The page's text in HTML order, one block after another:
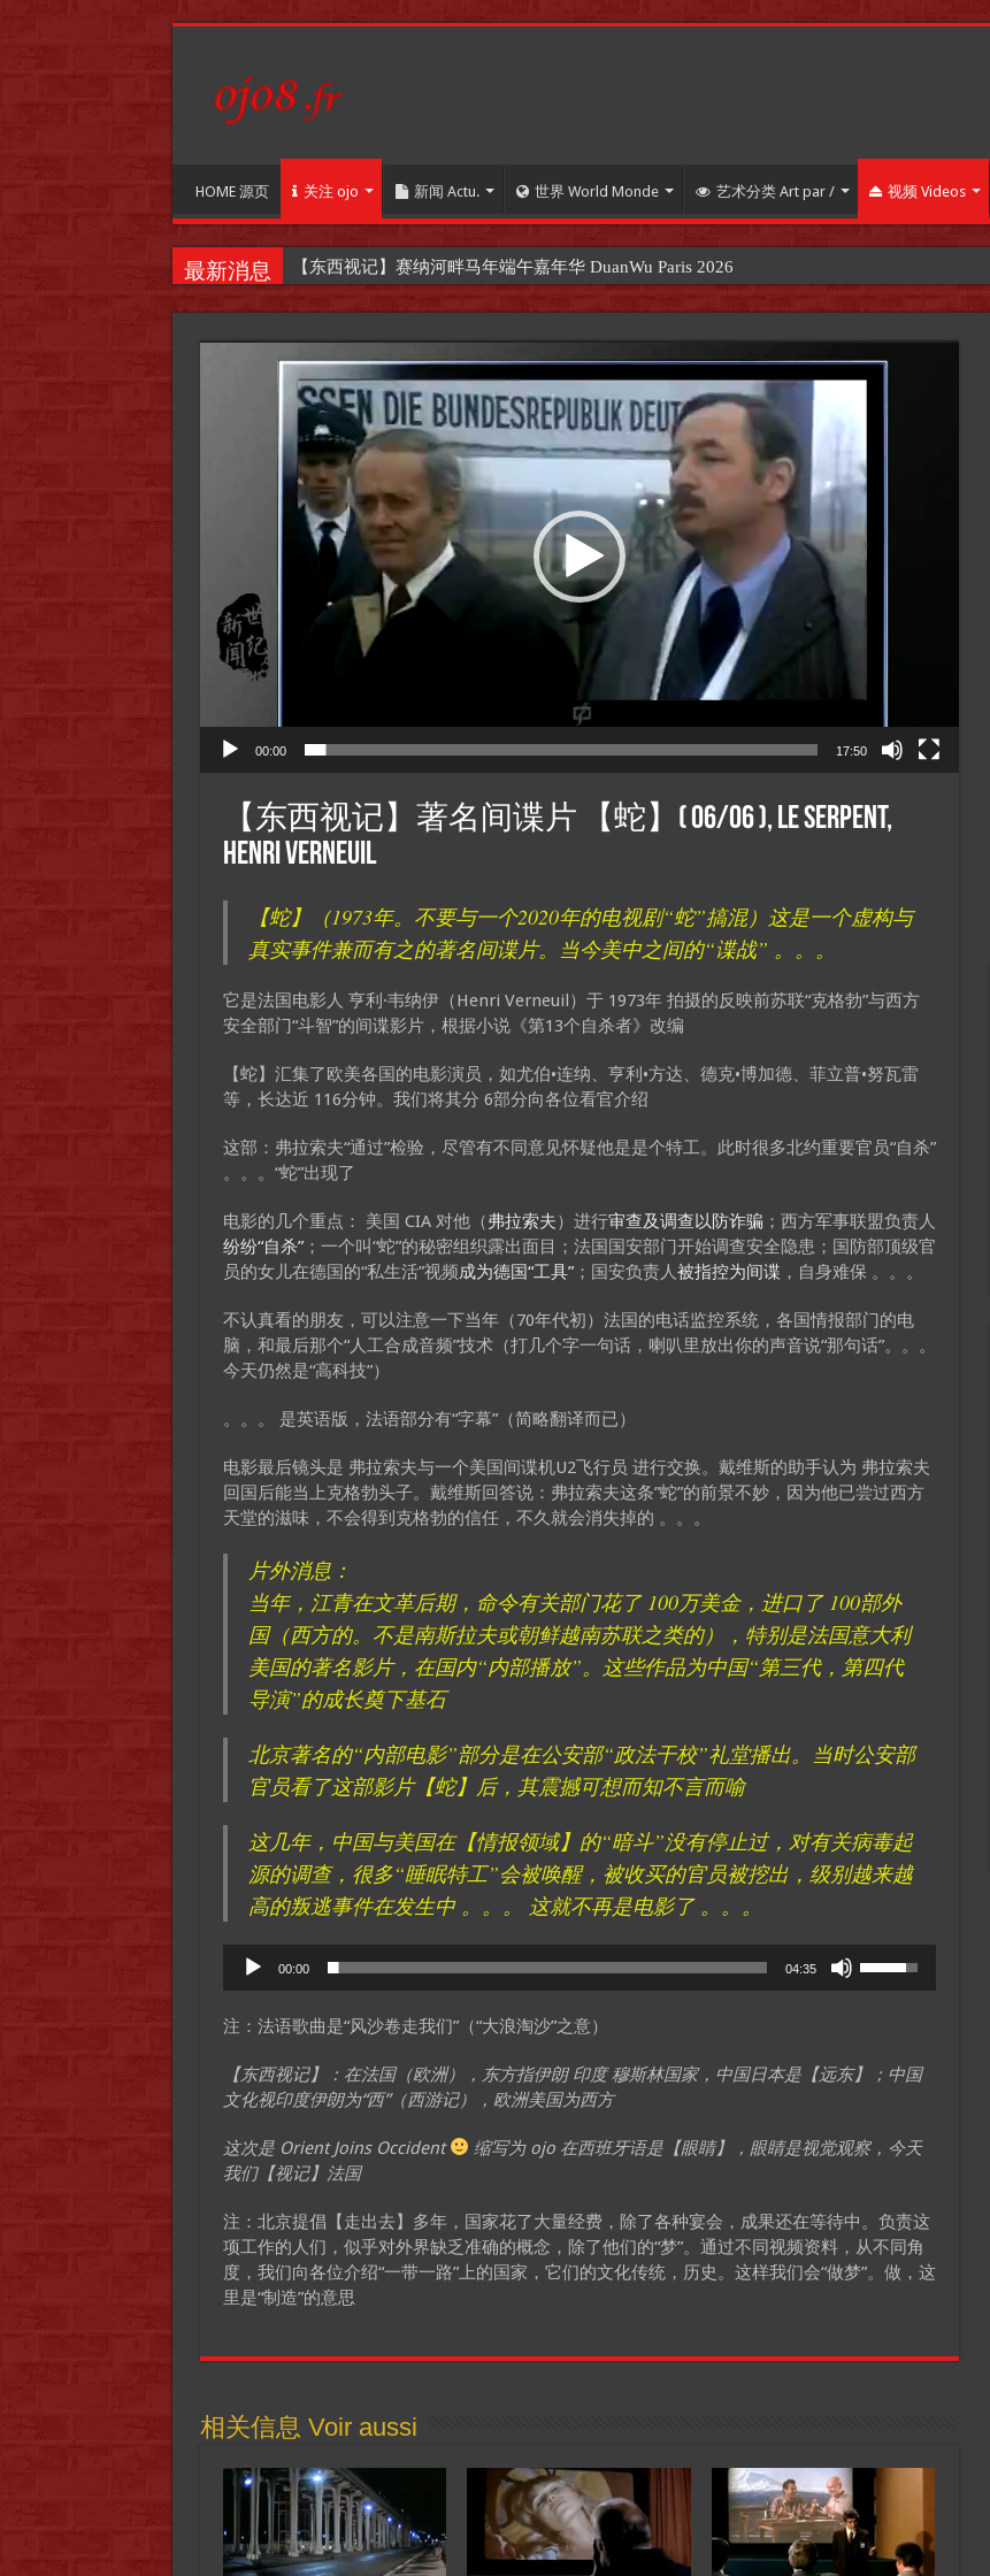
HOME 源页 关注 ojo 新闻 Actu. 世界 World Monde 艺术分类 Art par / 视频 Videos
最新消息 【东西视记】端午节赛纳河畔 “巴黎阳光艺术
Video
00:00 17:50
【东西视记】著名间谍片 【蛇】( 06/06 ), Le Serpent,
Henri Verneuil
【蛇】（1973年。不要与一个2020年的电视剧“蛇”搞混）这是一个虚构与
真实事件兼而有之的著名间谍片。当今美中之间的“谍战” 。。。
它是法国电影人 亨利·韦纳伊（Henri Verneuil）于 1973年 拍摄的反映前苏联“克格勃”与西方
安全部门“斗智”的间谍影片，根据小说《第13个自杀者》改编
【蛇】汇集了欧美各国的电影演员，如尤伯•连纳、亨利•方达、德克•博加德、菲立普•努瓦雷
等，长达近 116分钟。我们将其分 6部分向各位看官介绍
这部：弗拉索夫“通过”检验，尽管有不同意见怀疑他是是个特工。此时很多北约重要官员“自杀”
。。。“蛇”出现了
电影的几个重点： 美国 CIA 对他（弗拉索夫）进行审查及调查以防诈骗 ；西方军事联盟负责人
纷纷“自杀”；一个叫“蛇”的秘密组织露出面目；法国国安部门开始调查安全隐患；国防部顶级官
员的女儿在德国的“私生活”视频成为德国“工具”；国安负责人被指控为间谍 ，自身难保 。。。
不认真看的朋友，可以注意一下当年（70年代初）法国的电话监控系统，各国情报部门的电
脑，和最后那个“人工合成音频”技术（打几个字一句话，喇叭里放出你的声音说“那句话”。。。
今天仍然是“高科技”）
。。。 是英语版，法语部分有“字幕”（简略翻译而已）
电影最后镜头是 弗拉索夫与一个美国间谍机U2飞行员 进行交换。戴维斯的助手认为 弗拉索夫
回国后能当上克格勃头子。戴维斯回答说：弗拉索夫这条”蛇”的前景不妙，因为他已尝过西方
天堂的滋味，不会得到克格勃的信任，不久就会消失掉的 。。。
片外消息：
当年，江青在文革后期，命令有关部门花了 100万美金，进口了 100部外
国（西方的。不是南斯拉夫或朝鲜越南苏联之类的），特别是法国意大利
美国的著名影片，在国内“内部播放”。这些作品为中国“第三代，第四代
导演”的成长奠下基石
北京著名的“内部电影”部分是在公安部“政法干校”礼堂播出。当时公安部
官员看了这部影片【蛇】后，其震撼可想而知不言而喻
这几年，中国与美国在【情报领域】的“暗斗”没有停止过，对有关病毒起
源的调查，很多“睡眠特工”会被唤醒，被收买的官员被挖出，级别越来越
高的叛逃事件在发生中 。。。 这就不再是电影了 。。。
Audio
Player
00:00 04:35
increase
volume.
注：法语歌曲是“风沙卷走我们”（“大浪淘沙”之意）
【东西视记】：在法国（欧洲），东方指伊朗 印度 穆斯林国家，中国日本是【远东】；中国
文化视印度伊朗为“西”（西游记），欧洲美国为西方
这次是 Orient Joins Occident
缩写为 ojo 在西班牙语是【眼睛】，眼睛是视觉观察，今天
我们【视记】法国
注：北京提倡【走出去】多年，国家花了大量经费，除了各种宴会，成果还在等待中。负责这
项工作的人们，似乎对外界缺乏准确的概念，除了他们的“梦”。通过不同视频资料，从不同角
度，我们向各位介绍“一带一路”上的国家，它们的文化传统，历史。这样我们会“做梦”。做，这
里是“制造”的意思
相关信息 Voir aussi